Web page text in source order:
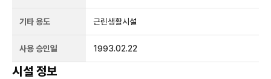
기타 용도 근린생활시설
사용 승인일 1993.02.22
시설 정보